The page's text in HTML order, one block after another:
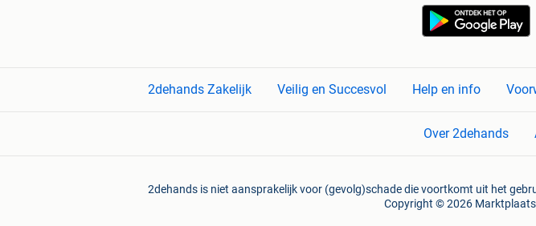
2dehands Zakelijk Veilig en Succesvol Help en info
Over 2dehands
2dehands is niet aansprakelijk voor (gevolg)schade die voortkomt uit het
Copyright © 2026 Marktplaats